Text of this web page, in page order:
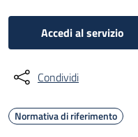
Accedi al servizio
Condividi
Normativa di riferimento